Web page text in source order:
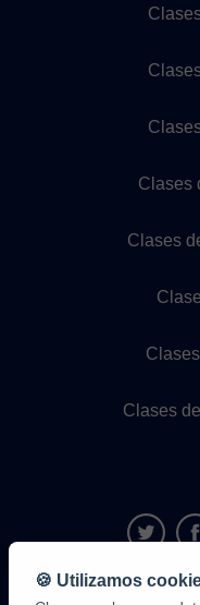
Clases
Clases
Clases
🍪 Utilizamos